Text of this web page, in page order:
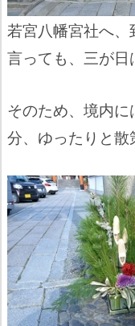
若宮八幡宮社へ、
言っても、三が日
そのため、境内
分、ゆったりと散